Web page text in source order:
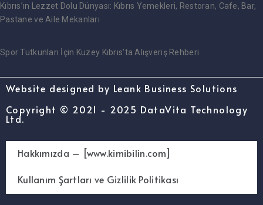
Kıbrıs’ın Lezzet Dolu Dünyası: Kıbrıs Yemekleri, Restoran, Cafe, Bar,
Pastane ve Aile Mekanları
Spor Tutkunları İçin Kuzey Kıbrıs’ta Alışveriş Rehberi
Website designed by Leank Business Solutions
Copyright © 2021 - 2025 DataVita Technology
Ltd.
Hakkımızda – [www.kimibilin.com]
Kullanım Şartları ve Gizlilik Politikası